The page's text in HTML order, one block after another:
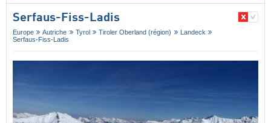
Serfaus-Fiss-Ladis
Europe Autriche Tyrol Tiroler Oberland (région)
Landeck
Serfaus-Fiss-Ladis